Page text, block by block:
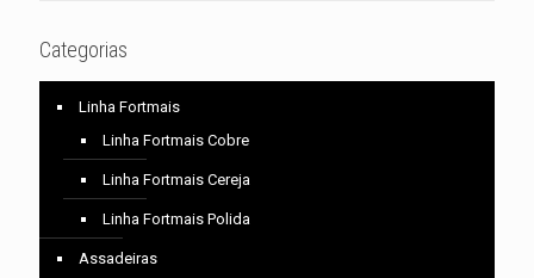
Categorias
Linha Fortmais
Linha Fortmais Cobre
Linha Fortmais Cereja
Linha Fortmais Polida
Assadeiras